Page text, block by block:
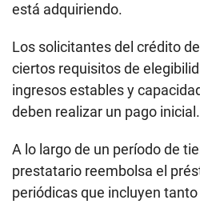
está adquiriendo.
Los solicitantes del crédito
ciertos requisitos de
ingresos estables y
deben realizar un pago inicial.
A lo largo de un período de
prestatario reembolsa el
periódicas que incluyen